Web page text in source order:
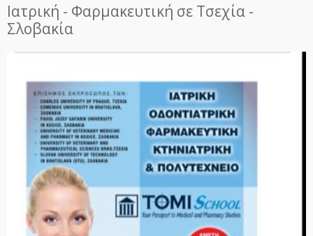
Ιατρική - Φαρμακευτική σε Τσεχία -
Σλοβακία